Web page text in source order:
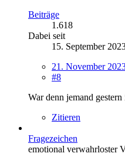
Beiträge
1.618
Dabei seit
15. September
21. November
#8
War denn jemand
Zitieren
Fragezeichen
emotional verwahrloster